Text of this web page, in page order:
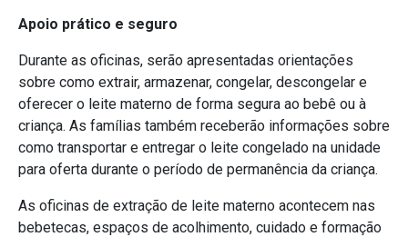
Apoio prático e seguro
Durante as oficinas, serão apresentadas orientações
sobre como extrair, armazenar, congelar, descongelar e
oferecer o leite materno de forma segura ao bebê ou à
criança. As famílias também receberão informações sobre
como transportar e entregar o leite congelado na unidade
para oferta durante o período de permanência da criança.
As oficinas de extração de leite materno acontecem nas
bebetecas, espaços de acolhimento, cuidado e formação